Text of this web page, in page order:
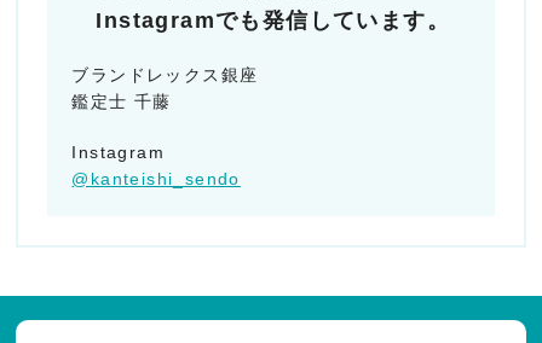
Instagramでも発信しています。
ブランドレックス銀座
鑑定士 千藤
Instagram
@kanteishi_sendo